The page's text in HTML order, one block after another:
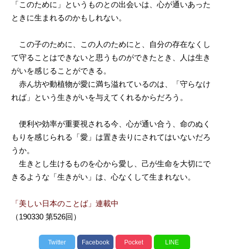
「このために」というものとの出会いは、心が通いあった
ときに生まれるのかもしれない。
この子のために、この人のためにと、自分の存在なくし
て守ることはできないと思うものができたとき、人は生き
がいを感じることができる。
赤ん坊や動植物が愛に満ち溢れているのは、「守らなけ
れば」という生きがいを与えてくれるからだろう。
便利や効率が重要視される今、心が通い合う、命のぬく
もりを感じられる「愛」は置き去りにされてはいないだろ
うか。
生きとし生けるものを心から愛し、己が生命を大切にで
きるような「生きがい」は、心なくして生まれない。
「美しい日本のことば」連載中
（190330 第526回）
Twitter Facebook Pocket LINE